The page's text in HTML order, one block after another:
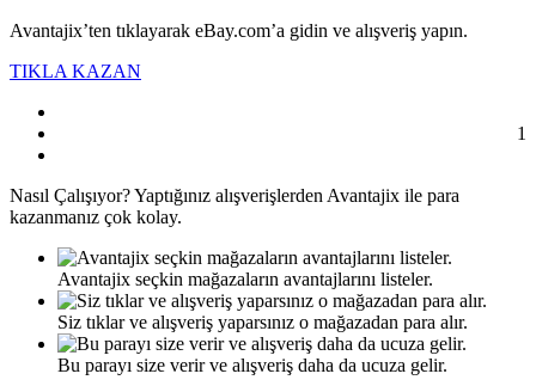
Avantajix’ten tıklayarak eBay.com’a gidin ve alışveriş yapın.
TIKLA KAZAN
1
Nasıl Çalışıyor?Yaptığınız alışverişlerden Avantajix ile para
kazanmanız çok kolay.
Avantajix seçkin mağazaların avantajlarını listeler.
Siz tıklar ve alışveriş yaparsınız o mağazadan para alır.
Bu parayı size verir ve alışveriş daha da ucuza gelir.